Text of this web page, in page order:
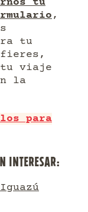
,
tu
tu viaje
la
para
INTERESAR: